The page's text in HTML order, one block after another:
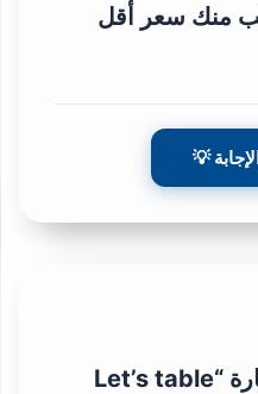
منك سعر أقل
💡
ماذا يعني استخدام عبارة “Let’s table